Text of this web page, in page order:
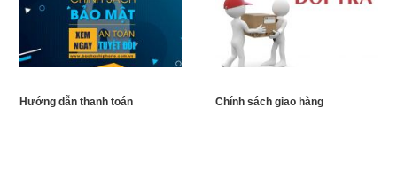
Hướng dẫn thanh toán Chính sách giao hàng